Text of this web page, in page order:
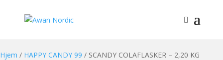
Hjem / HAPPY CANDY 99 / SCANDY COLAFLASKER – 2,20 KG